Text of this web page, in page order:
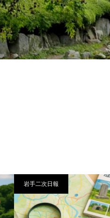
岩手二次日報